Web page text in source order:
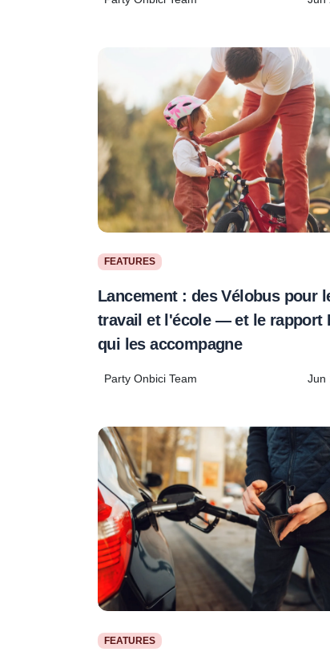
FEATURES
Lancement : des Vélobus pour
travail et l'école — et le rapport
qui les accompagne
Party Onbici Team Jun
FEATURES